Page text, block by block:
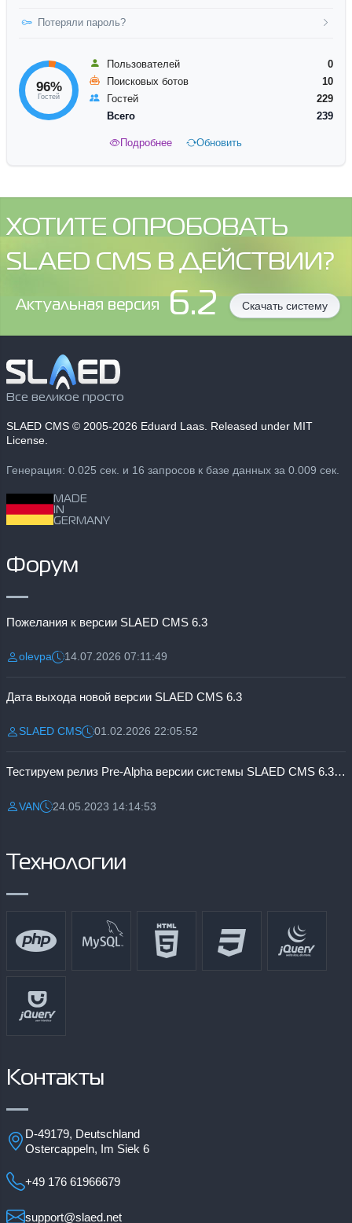
Потеряли пароль?
96%
Гостей
Пользователей
0
Поисковых ботов
10
Гостей
229
Всего
239
Подробнее Обновить
ХОТИТЕ ОПРОБОВАТЬ
SLAED CMS В ДЕЙСТВИИ?
Aктуальная версия 6.2 Скачать систему
Все великое просто
SLAED CMS © 2005-2026 Eduard Laas. Released under MIT
License.
Генерация: 0.025 сек. и 16 запросов к базе данных за 0.009 сек.
MADE
IN
GERMANY
Форум
Пожелания к версии SLAED CMS 6.3
Разместил:
olevpaДата:14.07.2026 07:11:49
Дата выхода новой версии SLAED CMS 6.3
Разместил:
SLAED CMSДата:01.02.2026 22:05:52
Тестируем релиз Pre-Alpha версии системы SLAED CMS 6.3 Pro
Разместил:
VANДата:24.05.2023 14:14:53
Технологии
Контакты
D-49179, Deutschland
Ostercappeln, Im Siek 6
+49 176 61966679
support@slaed.net